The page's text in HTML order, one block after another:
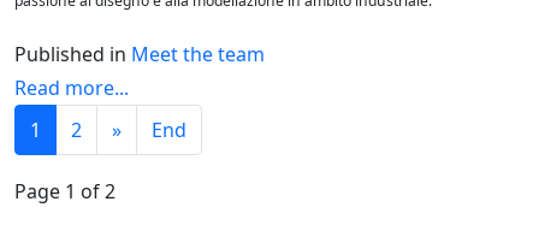
Published in Meet the team
Read more...
1
2 » End
Page 1 of 2